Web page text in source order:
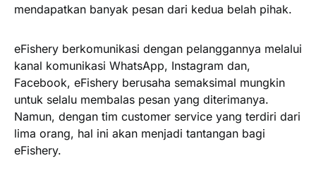
mendapatkan banyak pesan dari kedua belah pihak.
eFishery berkomunikasi dengan pelanggannya melalui
kanal komunikasi WhatsApp, Instagram dan,
Facebook, eFishery berusaha semaksimal mungkin
untuk selalu membalas pesan yang diterimanya.
Namun, dengan tim customer service yang terdiri dari
lima orang, hal ini akan menjadi tantangan bagi
eFishery.